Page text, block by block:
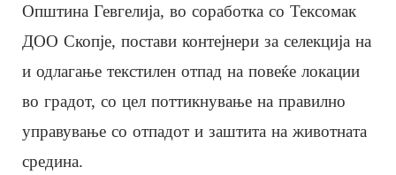
Општина Гевгелија, во соработка со Тексомак
ДОО Скопје, постави контејнери за селекција на
и одлагање текстилен отпад на повеќе локации
во градот, со цел поттикнување на правилно
управување со отпадот и заштита на животната
средина.